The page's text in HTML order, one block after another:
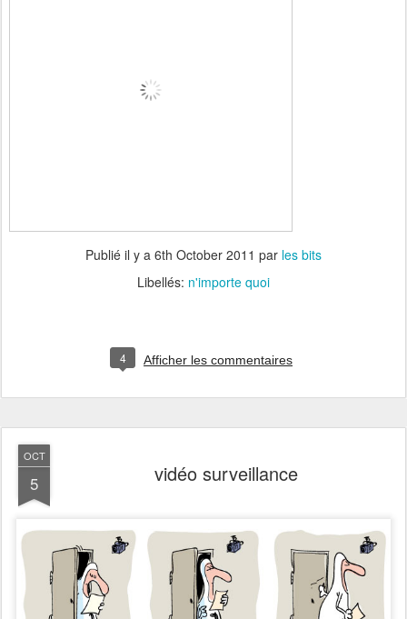
Publié il y a 6th October 2011 par les bits
Libellés: n'importe quoi
4 Afficher les commentaires
OCT
5 vidéo surveillance